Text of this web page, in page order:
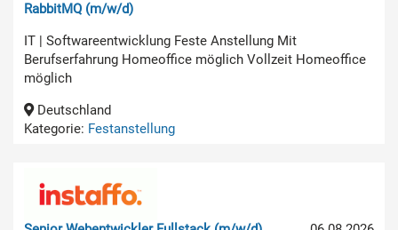
RabbitMQ (m/w/d)
IT | Softwareentwicklung Feste Anstellung Mit
Berufserfahrung Homeoffice möglich Vollzeit Homeoffice
möglich
Deutschland
Kategorie: Festanstellung